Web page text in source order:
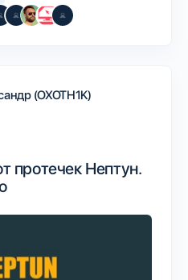
(OXOTH1K)
протечек Нептун.